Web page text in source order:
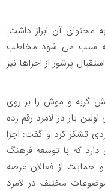
محتوای آن ابراز داشت:
سبب می شود مخاطب
پرشور از اجراها نیز
گربه و موش را بر روی
اجرا را برای اولین بار در لامرد رقم زده
تشکر کرد و گفت: اجرا
که با توسعه فرهنگ
از فعالان عرصه
مختلف در لامرد